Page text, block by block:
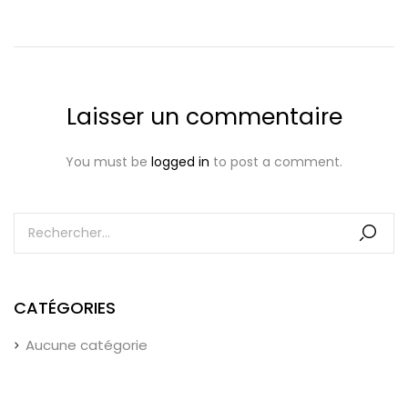
CATÉGORIES
Aucune catégorie
Laisser un commentaire
You must be logged in to post a comment.